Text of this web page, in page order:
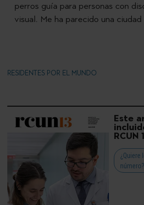
perros guía para personas con
visual. Me ha parecido una ciudad
RESIDENTES POR EL MUNDO
Este
RCUN
¿Quiere
número?